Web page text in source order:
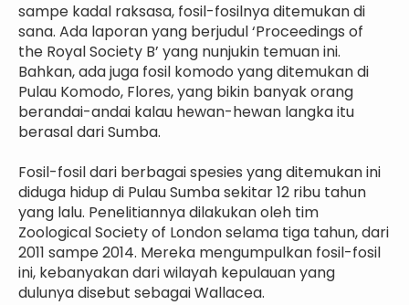
sampe kadal raksasa, fosil-fosilnya ditemukan di
sana. Ada laporan yang berjudul ‘Proceedings of
the Royal Society B’ yang nunjukin temuan ini.
Bahkan, ada juga fosil komodo yang ditemukan di
Pulau Komodo, Flores, yang bikin banyak orang
berandai-andai kalau hewan-hewan langka itu
berasal dari Sumba.
Fosil-fosil dari berbagai spesies yang ditemukan ini
diduga hidup di Pulau Sumba sekitar 12 ribu tahun
yang lalu. Penelitiannya dilakukan oleh tim
Zoological Society of London selama tiga tahun, dari
2011 sampe 2014. Mereka mengumpulkan fosil-fosil
ini, kebanyakan dari wilayah kepulauan yang
dulunya disebut sebagai Wallacea.